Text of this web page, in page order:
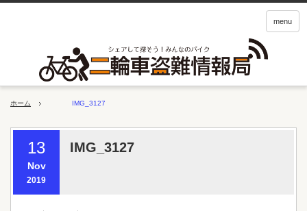
menu
ホーム IMG_3127
13
Nov
2019
IMG_3127